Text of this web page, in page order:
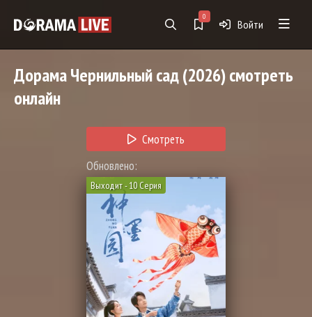
0
Войти
ДорамаЧернильный сад(2026) смотреть
онлайн
Смотреть
Обновлено:
Выходит - 10 Серия